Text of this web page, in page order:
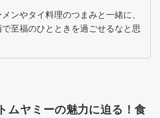
メンやタイ料理のつまみと一緒に、
至福のひとときを過ごせるなと思
ムヤミーの魅力に迫る！食